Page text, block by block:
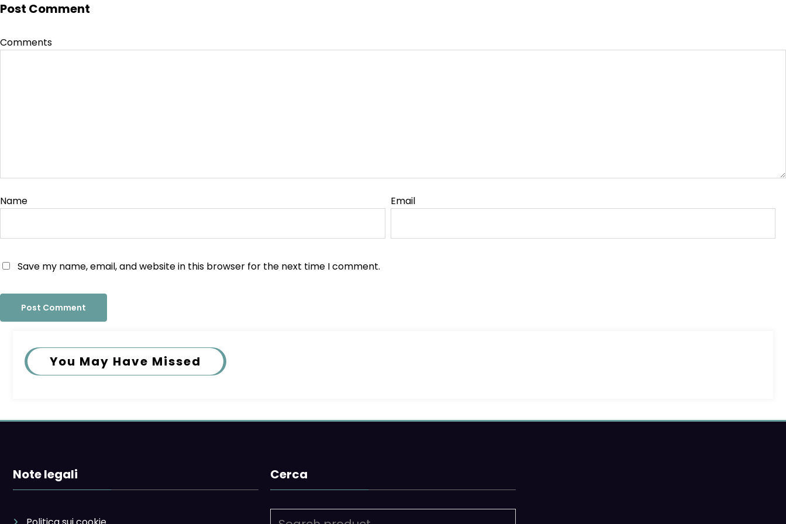
Post Comment
Comments
Name Email
Save my name, email, and website in this browser for the next time I comment.
You May Have Missed
Note legali Cerca